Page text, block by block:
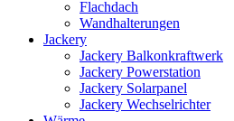
Flachdach
Wandhalterungen
Jackery
Jackery Balkonkraftwerk
Jackery Powerstation
Jackery Solarpanel
Jackery Wechselrichter